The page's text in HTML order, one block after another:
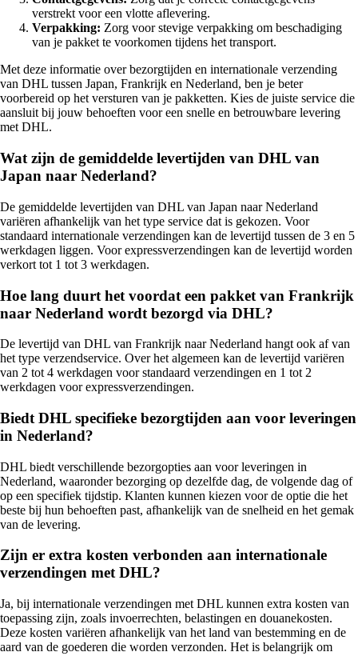
verstrekt voor een vlotte aflevering.
Verpakking: Zorg voor stevige verpakking om beschadiging
van je pakket te voorkomen tijdens het transport.
Met deze informatie over bezorgtijden en internationale verzending
van DHL tussen Japan, Frankrijk en Nederland, ben je beter
voorbereid op het versturen van je pakketten. Kies de juiste service die
aansluit bij jouw behoeften voor een snelle en betrouwbare levering
met DHL.
Wat zijn de gemiddelde levertijden van DHL van
Japan naar Nederland?
De gemiddelde levertijden van DHL van Japan naar Nederland
variëren afhankelijk van het type service dat is gekozen. Voor
standaard internationale verzendingen kan de levertijd tussen de 3 en 5
werkdagen liggen. Voor expressverzendingen kan de levertijd worden
verkort tot 1 tot 3 werkdagen.
Hoe lang duurt het voordat een pakket van Frankrijk
naar Nederland wordt bezorgd via DHL?
De levertijd van DHL van Frankrijk naar Nederland hangt ook af van
het type verzendservice. Over het algemeen kan de levertijd variëren
van 2 tot 4 werkdagen voor standaard verzendingen en 1 tot 2
werkdagen voor expressverzendingen.
Biedt DHL specifieke bezorgtijden aan voor leveringen
in Nederland?
DHL biedt verschillende bezorgopties aan voor leveringen in
Nederland, waaronder bezorging op dezelfde dag, de volgende dag of
op een specifiek tijdstip. Klanten kunnen kiezen voor de optie die het
beste bij hun behoeften past, afhankelijk van de snelheid en het gemak
van de levering.
Zijn er extra kosten verbonden aan internationale
verzendingen met DHL?
Ja, bij internationale verzendingen met DHL kunnen extra kosten van
toepassing zijn, zoals invoerrechten, belastingen en douanekosten.
Deze kosten variëren afhankelijk van het land van bestemming en de
aard van de goederen die worden verzonden. Het is belangrijk om